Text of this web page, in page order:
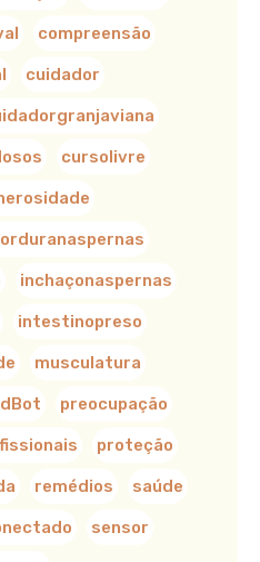
compreensão
cuidador
cursolivre
inchaçonaspernas
intestinopreso
musculatura
preocupação
proteção
remédios saúde
sensor